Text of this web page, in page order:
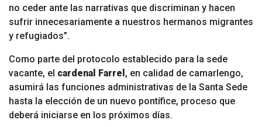
no ceder ante las narrativas que discriminan y hacen
sufrir innecesariamente a nuestros hermanos migrantes
y refugiados”.
Como parte del protocolo establecido para la sede
vacante, el cardenal Farrel , en calidad de camarlengo,
asumirá las funciones administrativas de la Santa Sede
hasta la elección de un nuevo pontífice, proceso que
deberá iniciarse en los próximos días.